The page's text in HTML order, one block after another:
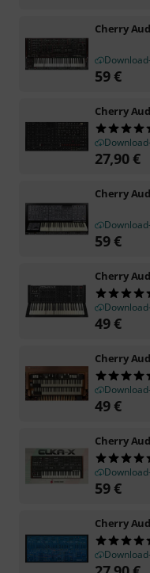
Cherry
59€
Cherry
27,90€
Cherry
59€
Cherry
49€
Cherry
49€
Cherry
59€
Cherry